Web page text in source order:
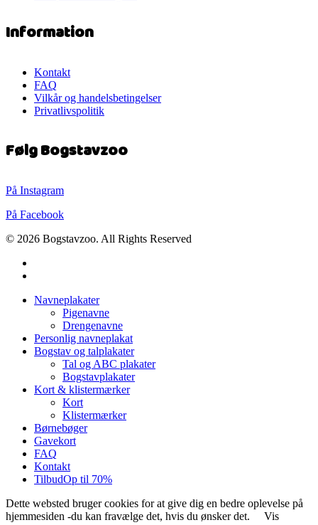
Information
Kontakt
FAQ
Vilkår og handelsbetingelser
Privatlivspolitik
Følg Bogstavzoo
På Instagram
På Facebook
© 2026 Bogstavzoo. All Rights Reserved
Close
Navneplakater
Pigenavne
Drengenavne
Personlig navneplakat
Bogstav og talplakater
Tal og ABC plakater
Bogstavplakater
Kort & klistermærker
Kort
Klistermærker
Børnebøger
Gavekort
FAQ
Kontakt
TilbudOp til 70%
Dette websted bruger cookies for at give dig en bedre oplevelse på
hjemmesiden -du kan fravælge det, hvis du ønsker det.
Vis